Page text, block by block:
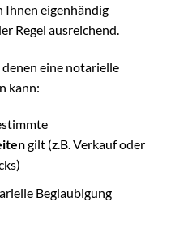
Ihnen eigenhändig
Regel ausreichend.
denen eine notarielle
kann:
gilt (z.B. Verkauf oder
Beglaubigung